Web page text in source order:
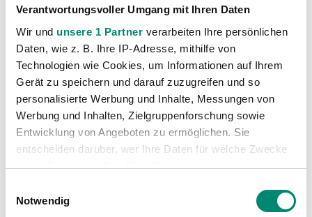
Verantwortungsvoller Umgang mit Ihren Daten
Wir und unsere 1 Partner verarbeiten Ihre persönlichen
Daten, wie z. B. Ihre IP-Adresse, mithilfe von
Technologien wie Cookies, um Informationen auf Ihrem
Gerät zu speichern und darauf zuzugreifen und so
personalisierte Werbung und Inhalte, Messungen von
Werbung und Inhalten, Zielgruppenforschung sowie
Entwicklung von Angeboten zu ermöglichen. Sie
entscheiden darüber, wer Ihre Daten für welche Zwecke
nutzt. Sie können Ihre Einwilligung jederzeit über die
Trigger Symbol ändern oder widerrufen
Notwendig
Runde 8- 27.09.2025 17:00 Uhr- BWT Oberösterreichische
Arena
0:0 (0:0)
SV Oberbank Ried - WSG Tirol
Runde 9- 04.10.2025 17:00 Uhr- BWT Oberösterreichische
Arena
2:0 (1:0)